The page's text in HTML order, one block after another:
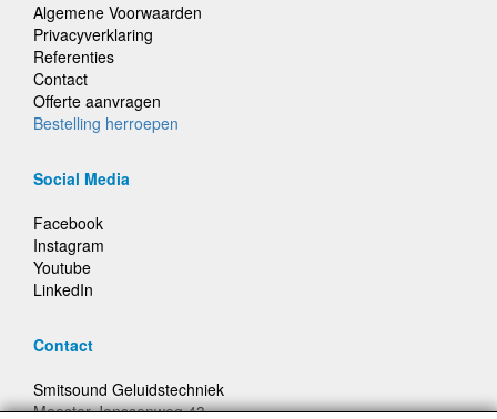
Algemene Voorwaarden
Privacyverklaring
Referenties
Contact
Offerte aanvragen
Bestelling herroepen
Social Media
Facebook
Instagram
Youtube
LinkedIn
Contact
Smitsound Geluidstechniek
Meester Janssenweg 43